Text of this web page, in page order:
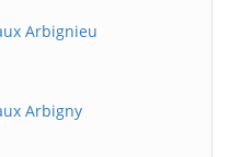
Arbignieu
Arbigny